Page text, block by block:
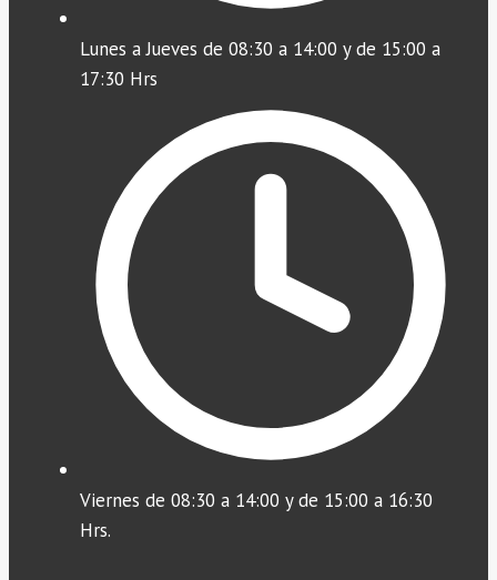
Lunes a Jueves de 08:30 a 14:00 y de 15:00 a
17:30 Hrs
Viernes de 08:30 a 14:00 y de 15:00 a 16:30
Hrs.